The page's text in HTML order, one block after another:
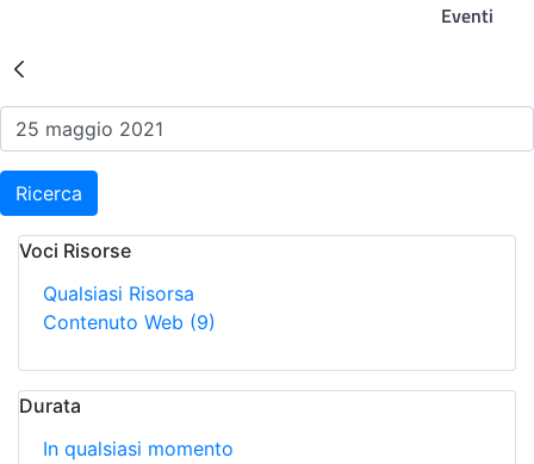
Eventi
Risultati della Ricerca -
Ricerca
Voci Risorse
Qualsiasi Risorsa
Contenuto Web (9)
Durata
In qualsiasi momento